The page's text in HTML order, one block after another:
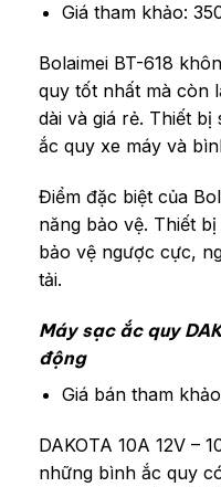
Giá tham khảo:
Bolaimei BT-618
quy tốt nhất mà còn
dài và giá rẻ. Thiết
ắc quy xe máy và
Điểm đặc biệt của
năng bảo vệ. Thiết
bảo vệ ngược cực,
tải.
Máy sạc ắc quy
động
Giá bán tham
DAKOTA 10A 12V –
những bình ắc quy